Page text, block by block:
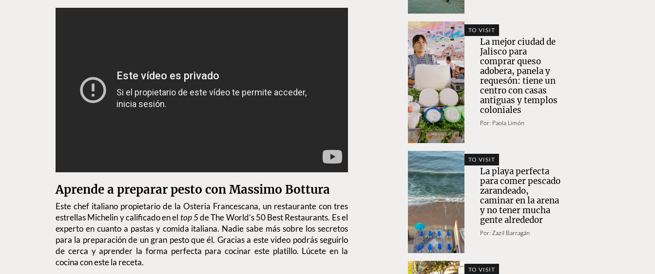
Aprende a preparar pesto con Massimo Bottura
Este chef italiano propietario de la Osteria Francescana, un restaurante con tres
estrellas Michelin y calificado en el top 5de The World’s 50 Best Restaurants. Es el
experto en cuanto a pastas y comida italiana. Nadie sabe más sobre los secretos
para la preparación de un gran pesto que él. Gracias a este video podrás seguirlo
de cerca y aprender la forma perfecta para cocinar este platillo. Lúcete en la
cocina con este la receta.
TO VISIT
La mejor ciudad de
Jalisco para
comprar queso
adobera, panela y
requesón: tiene un
centro con casas
antiguas y templos
coloniales
Por: Paola Limón
TO VISIT
La playa perfecta
para comer pescado
zarandeado,
caminar en la arena
y no tener mucha
gente alrededor
Por:Zazil Barragán
TO VISIT